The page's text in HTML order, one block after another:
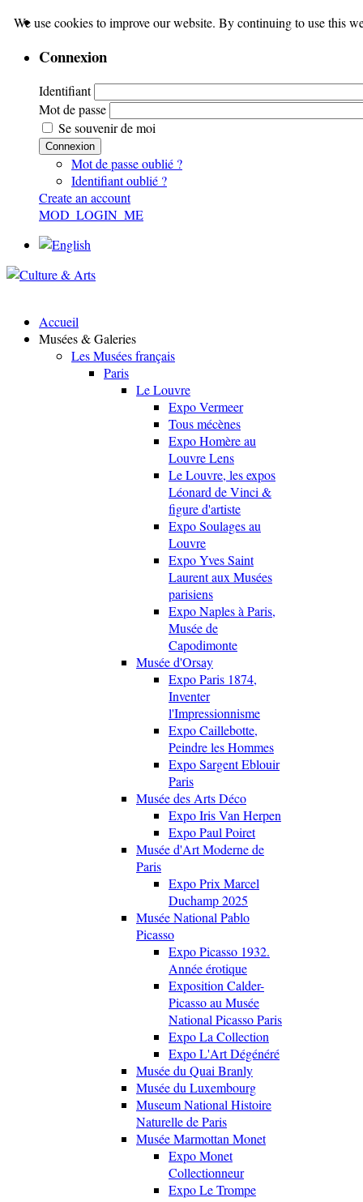
Connexion
Identifiant
Mot de passe
Se souvenir de moi
Connexion
Mot de passe oublié ?
Identifiant oublié ?
Create an account
MOD_LOGIN_ME
Accueil
Musées & Galeries
Les Musées français
Paris
Le Louvre
Expo Vermeer
Tous mécènes
Expo Homère au
Louvre Lens
Le Louvre, les expos
Léonard de Vinci &
figure d'artiste
Expo Soulages au
Louvre
Expo Yves Saint
Laurent aux Musées
parisiens
Expo Naples à Paris,
Musée de
Capodimonte
Musée d'Orsay
Expo Paris 1874,
Inventer
l'Impressionnisme
Expo Caillebotte,
Peindre les Hommes
Expo Sargent Eblouir
Paris
Musée des Arts Déco
Expo Iris Van Herpen
Expo Paul Poiret
Musée d'Art Moderne de
Paris
Expo Prix Marcel
Duchamp 2025
Musée National Pablo
Picasso
Expo Picasso 1932.
Année érotique
Exposition Calder-
Picasso au Musée
National Picasso Paris
Expo La Collection
Expo L'Art Dégénéré
Musée du Quai Branly
Musée du Luxembourg
Museum National Histoire
Naturelle de Paris
Musée Marmottan Monet
Expo Monet
Collectionneur
Expo Le Trompe
We use cookies to improve our website. By continuing to use this